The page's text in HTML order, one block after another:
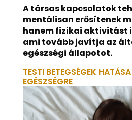
A társas kapcsolatok
mentálisan erősítenek
hanem fizikai aktivitást
ami tovább javítja az
egészségi állapotot.
TESTI BETEGSÉGEK
EGÉSZSÉGRE